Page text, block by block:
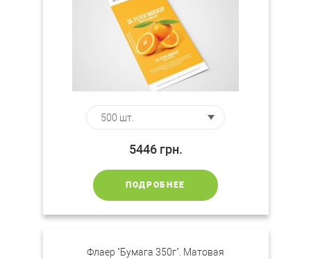
5446 грн.
ПОДРОБНЕЕ
Флаер "Бумага 350г". Матовая